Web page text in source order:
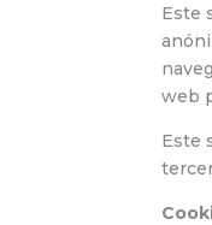
Este
web
Este